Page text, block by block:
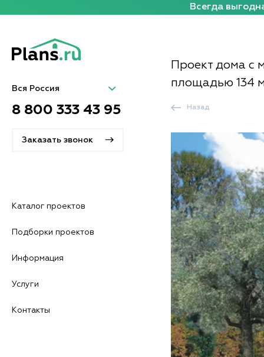
Всегда
Вся Россия
8 800 333 43 95
Заказать звонок
Каталог проектов
Подборки проектов
Информация
Услуги
Контакты
Проект дома с
площадью 134
Назад